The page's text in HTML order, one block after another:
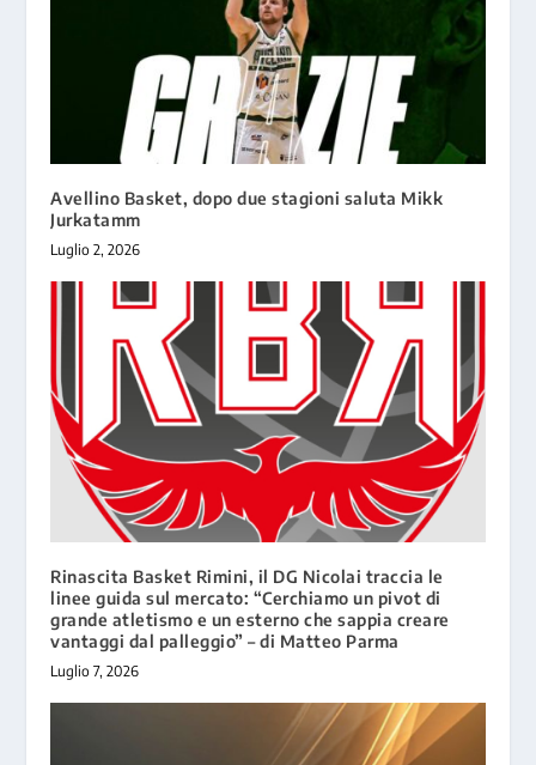
Avellino Basket, dopo due stagioni saluta Mikk
Jurkatamm
Luglio 2, 2026
Rinascita Basket Rimini, il DG Nicolai traccia le
linee guida sul mercato: “Cerchiamo un pivot di
grande atletismo e un esterno che sappia creare
vantaggi dal palleggio” – di Matteo Parma
Luglio 7, 2026